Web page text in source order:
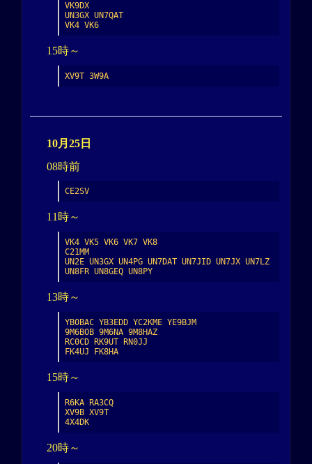
VK9DX
UN3GX UN7QAT
VK4 VK6
15時～
XV9T 3W9A
10月25日
08時前
CE2SV
11時～
VK4 VK5 VK6 VK7 VK8
C21MM
UN2E UN3GX UN4PG UN7DAT UN7JID UN7JX UN7LZ
UN8FR UN8GEQ UN8PY
13時～
YB0BAC YB3EDD YC2KME YE9BJM
9M6BOB 9M6NA 9M8HAZ
RC0CD RK9UT RN0JJ
FK4UJ FK8HA
15時～
R6KA RA3CQ
XV9B XV9T
4X4DK
20時～